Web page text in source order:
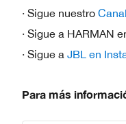
· Sigue nuestro
· Sigue a HARMAN
· Sigue a JBL en
Para más